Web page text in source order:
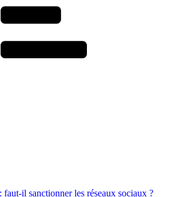
faut-il sanctionner les réseaux sociaux ?